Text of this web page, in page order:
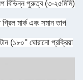
বিভিন্ন পুরুত্ব (৩-২৫মিমি)
মার্ক এবং সমান তাপ
(১৮০° ঘোরানো প্রক্রিয়া